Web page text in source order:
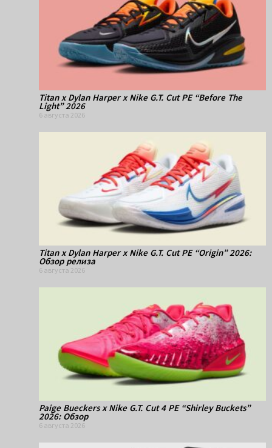
Titan x Dylan Harper x Nike G.T. Cut PE “Before The
Light” 2026
6 августа 2026
Titan x Dylan Harper x Nike G.T. Cut PE “Origin” 2026:
Обзор релиза
6 августа 2026
Paige Bueckers x Nike G.T. Cut 4 PE “Shirley Buckets”
2026: Обзор
6 августа 2026